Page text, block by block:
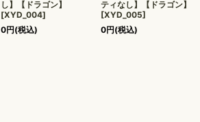
し】【ドラゴン】
[XYD_004]
0円(税込)
ティなし】【ドラゴン】
[XYD_005]
0円(税込)